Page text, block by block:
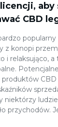
aby
CBD
konopi
i relaksująco,
CBD
niektórzy
przychodów.